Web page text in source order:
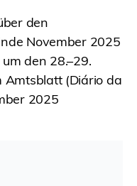
den
November 2025
den 28.–29.
Amtsblatt (Diário da
2025